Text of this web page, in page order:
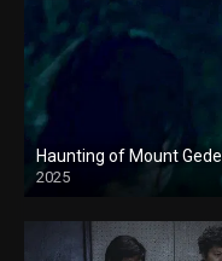
Haunting of Mount Gede
2025